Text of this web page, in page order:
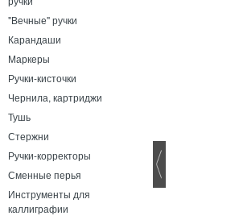
"Вечные" ручки
Карандаши
Маркеры
Ручки-кисточки
Чернила, картриджи
Тушь
Стержни
Ручки-корректоры
Сменные перья
Инструменты для
каллиграфии